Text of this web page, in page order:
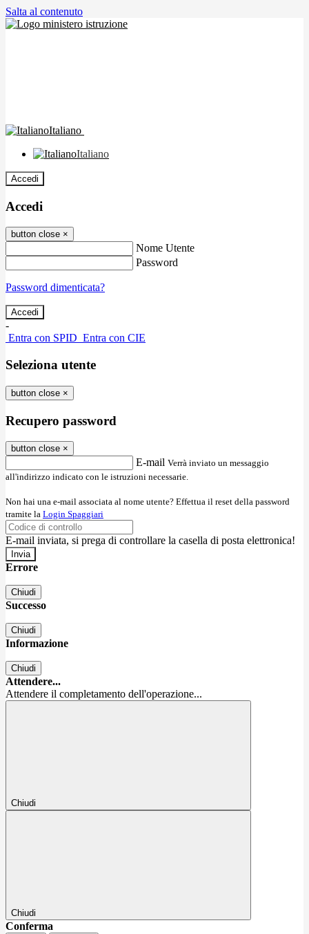
Salta al contenuto
Italiano
Italiano
Accedi
Accedi
button close ×
Nome Utente
Password
Password dimenticata?
-
Entra con SPID Entra con CIE
Seleziona utente
button close ×
Recupero password
button close ×
E-mail Verrà inviato un messaggio
all'indirizzo indicato con le istruzioni necessarie.
Non hai una e-mail associata al nome utente? Effettua il reset della password
tramite la Login Spaggiari
E-mail inviata, si prega di controllare la casella di posta elettronica!
Errore
Chiudi
Successo
Chiudi
Informazione
Chiudi
Attendere...
Attendere il completamento dell'operazione...
Chiudi
Chiudi
Conferma